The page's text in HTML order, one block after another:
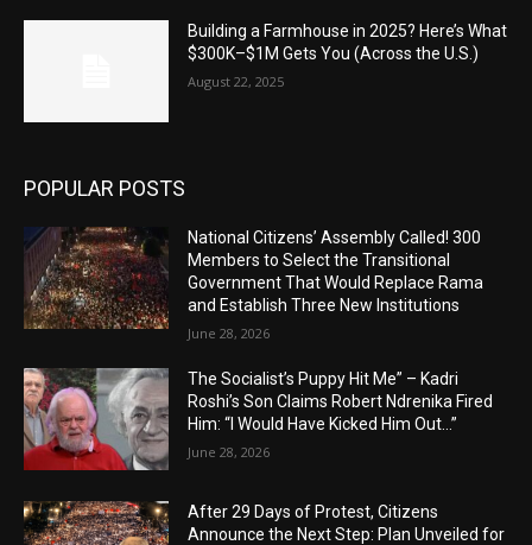
Building a Farmhouse in 2025? Here’s What
$300K–$1M Gets You (Across the U.S.)
August 22, 2025
POPULAR POSTS
National Citizens’ Assembly Called! 300
Members to Select the Transitional
Government That Would Replace Rama
and Establish Three New Institutions
June 28, 2026
The Socialist’s Puppy Hit Me” – Kadri
Roshi’s Son Claims Robert Ndrenika Fired
Him: “I Would Have Kicked Him Out…”
June 28, 2026
After 29 Days of Protest, Citizens
Announce the Next Step: Plan Unveiled for